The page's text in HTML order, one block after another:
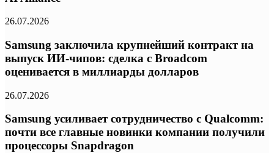
26.07.2026
Samsung заключила крупнейший контракт на
выпуск ИИ-чипов: сделка с Broadcom
оценивается в миллиарды долларов
26.07.2026
Samsung усиливает сотрудничество с Qualcomm:
почти все главные новинки компании получили
процессоры Snapdragon